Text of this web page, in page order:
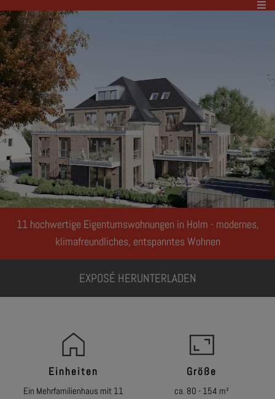
11 hochwertige Eigentumswohnungen in Holm - modernes,
klimafreundliches, entspanntes Wohnen
EXPOSÉ HERUNTERLADEN
Einheiten
Ein Mehrfamilienhaus mit 11
Größe
ca. 80 - 154 m²